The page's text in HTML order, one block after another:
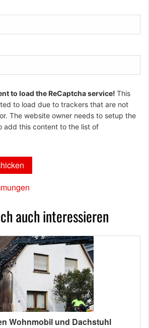
to load the ReCaptcha service! This
to load due to trackers that are not
The website owner needs to setup the
add this content to the list of
auch interessieren
Wohnmobil und Dachstuhl